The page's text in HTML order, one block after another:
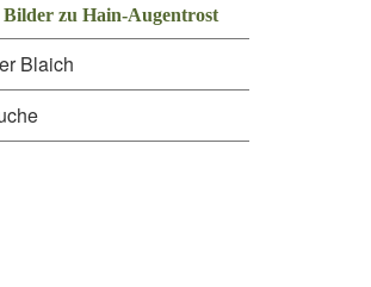
Bilder zu Hain-Augentrost
Blaich